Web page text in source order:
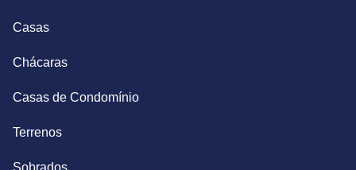
Casas
Chácaras
Casas de Condomínio
Terrenos
Sobrados